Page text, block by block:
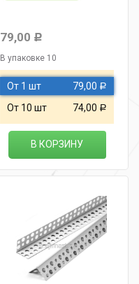
79,00 Р
В упаковке 10
От 1 шт 79,00 Р
От 10 шт 74,00 Р
В КОРЗИНУ